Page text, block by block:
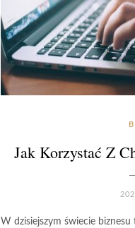
Jak Korzystać Z
W dzisiejszym świecie